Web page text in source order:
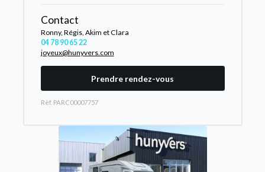
Contact
Ronny, Régis, Akim et Clara
04 78 90 65 22
joyeux@hunyvers.com
Prendre rendez-vous
Rèf. PARC00007757